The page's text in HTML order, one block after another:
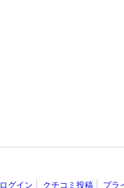
ログイン クチコミ投稿 プラ